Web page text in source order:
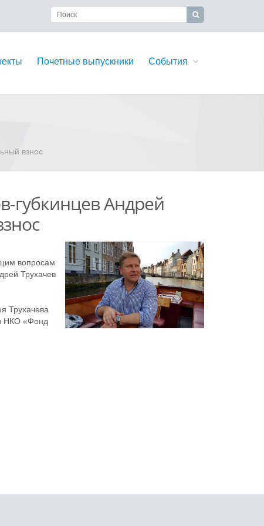
Почетные выпускники События
взнос
губкинцев Андрей
вопросам
Трухачев
Трухачева
НКО «Фонд